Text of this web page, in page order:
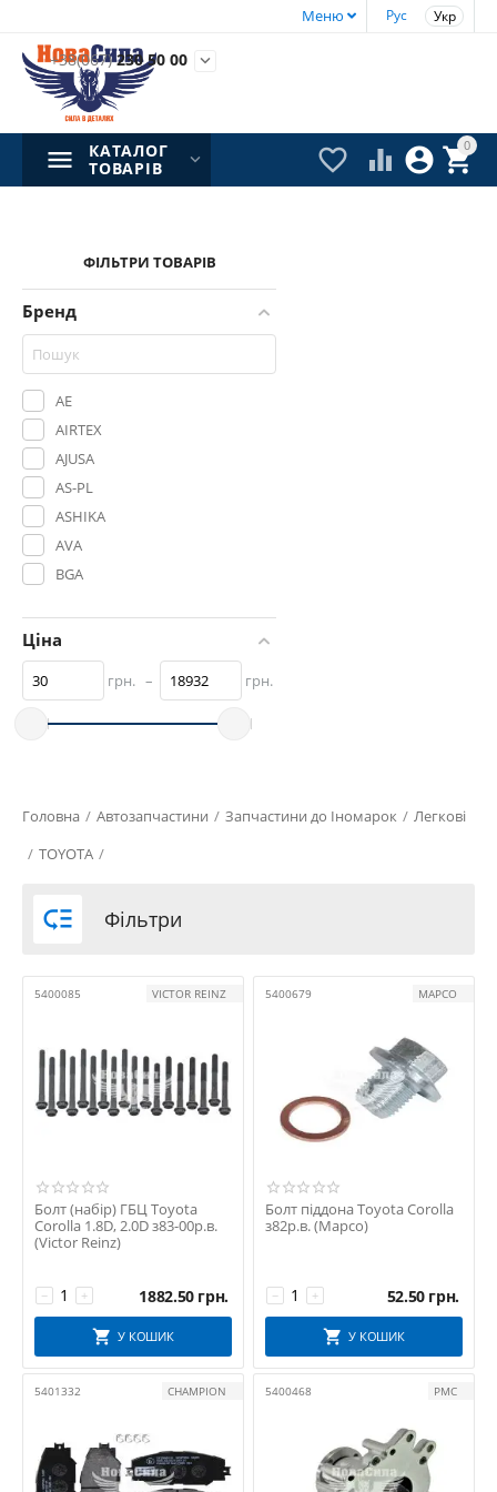
Рус Укр
Меню
+38(067)230 50 00 
0


 
КАТАЛОГ
ТОВАРІВ
ФІЛЬТРИ ТОВАРІВ
Бренд
AE
AIRTEX
AJUSA
AS-PL
ASHIKA
AVA
BGA
BorgWarner (Wahler)
COOLDOG
CTR
DENSO
ELRING
FA1
FAST
FPS
GATES
GAZO
HC-Cargo
HEPU
HERTH+BUSS JAKOPARTS
LUZAR
MAGNETI MARELLI
Ціна
грн. – грн.
Головна / Автозапчастини / Запчастини до Іномарок / Легкові
/ TOYOTA /
 Фільтри
5400085 VICTOR REINZ
Болт (набір) ГБЦ Toyota
Corolla 1.8D, 2.0D з83-00р.в.
(Victor Reinz)
+
− 1882.50 грн.
У КОШИК
5400679 MAPCO
Болт піддона Toyota Corolla
з82р.в. (Mapco)
+
− 52.50 грн.
У КОШИК
5401332 CHAMPION 5400468 PMC